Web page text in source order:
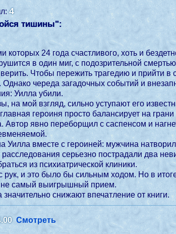
4
тишины":
24 года счастливого, хоть и
в один миг, с подозрительной
Чтобы пережить трагедию и прийти в
череда загадочных событий и
Уилла убили.
мой взгляд, сильно уступают его
героиня просто балансирует на
явно переборщил с саспенсом и
Уилла вместе с героиней: мужчина
серьезно пострадали два
из психиатрической клиники.
рук, и это было бы сильным ходом. Но в
не самый выигрышный прием.
снижают впечатление от книги.
Смотреть